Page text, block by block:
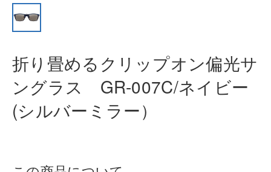
折り畳めるクリップオン偏光サ
ングラス GR-007C/ネイビー
(シルバーミ ラー）